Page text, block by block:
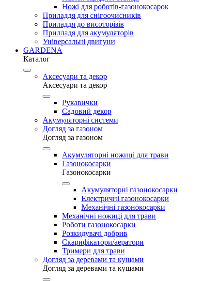
Ножі для роботів-газонокосарок
Приладдя для снігоочисників
Приладдя до висоторізів
Прилладя для акумуляторів
Універсальні двигуни
GARDENA
Каталог
Аксесуари та декор
Аксесуари та декор
Рукавички
Садовий декор
Акумуляторні системи
Догляд за газоном
Догляд за газоном
Акумуляторні ножиці для трави
Газонокосарки
Газонокосарки
Акумуляторні газонокосарки
Електричні газонокосарки
Механічні газонокосарки
Механічні ножиці для трави
Роботи газонокосарки
Розкидувачі добрив
Скарифікатори/аератори
Тримери для трави
Догляд за деревами та кущами
Догляд за деревами та кущами